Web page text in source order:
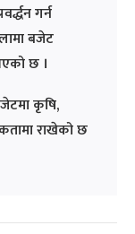
गर्न
बजेट
छ ।
कृषि,
राखेको छ